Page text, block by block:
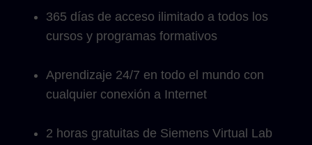
365 días de acceso ilimitado a todos los
cursos y programas formativos
Aprendizaje 24/7 en todo el mundo con
cualquier conexión a Internet
2 horas gratuitas de Siemens Virtual Lab